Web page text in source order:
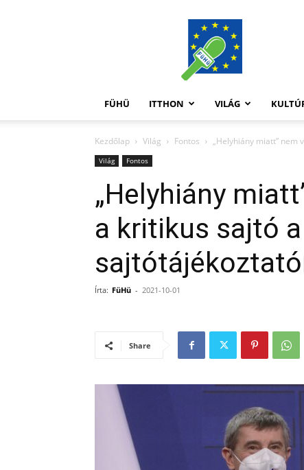
FüHü
FÜHÜ ITTHON VILÁG
Kezdőlap Világ Fontos „Helyhiány miatt” nem
Világ Fontos
„Helyhiány
a kritikus sajtó
Írta: FüHü - 2021-10-01
Share